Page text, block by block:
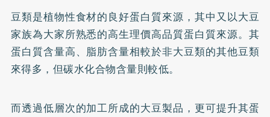
豆類是植物性食材的良好蛋白質來源，其中又以大豆
家族為大家所熟悉的高生理價高品質蛋白質來源。其
蛋白質含量高、脂肪含量相較於非大豆類的其他豆類
來得多，但碳水化合物含量則較低。
而透過低層次的加工所成的大豆製品，更可提升其蛋